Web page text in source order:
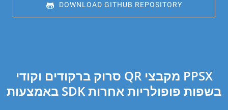
DOWNLOAD GITHUB REPOSITORY
סרוק ברקודים וקודי QR מקבצי PPSX
באמצעות SDK בשפות פופולריות אחרות